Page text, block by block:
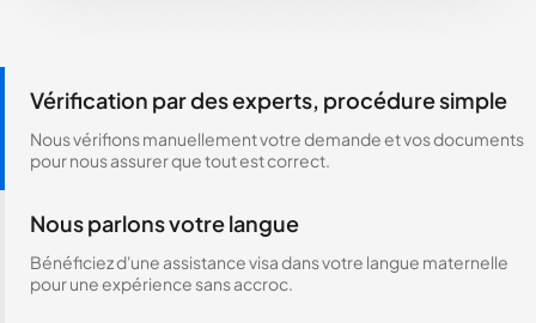
Vérification par des experts, procédure simple
Nous vérifions manuellement votre demande et vos documents
pour nous assurer que tout est correct.
Nous parlons votre langue
Bénéficiez d'une assistance visa dans votre langue maternelle
pour une expérience sans accroc.